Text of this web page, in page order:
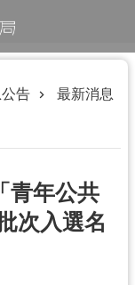
告 最新消息
青年公共
次入選名